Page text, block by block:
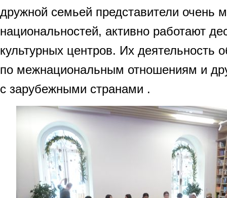
дружной семьей представители очень
национальностей, активно работают
культурных центров. Их деятельность
по межнациональным отношениям и
с зарубежными странами .